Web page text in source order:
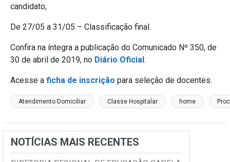
candidato;
De 27/05 a 31/05 – Classificação final.
Confira na íntegra a publicação do Comunicado Nº 350, de
30 de abril de 2019, no Diário Oficial.
Acesse a ficha de inscrição para seleção de docentes.
Atendimento Domiciliar Classe Hospitalar home
NOTÍCIAS MAIS RECENTES